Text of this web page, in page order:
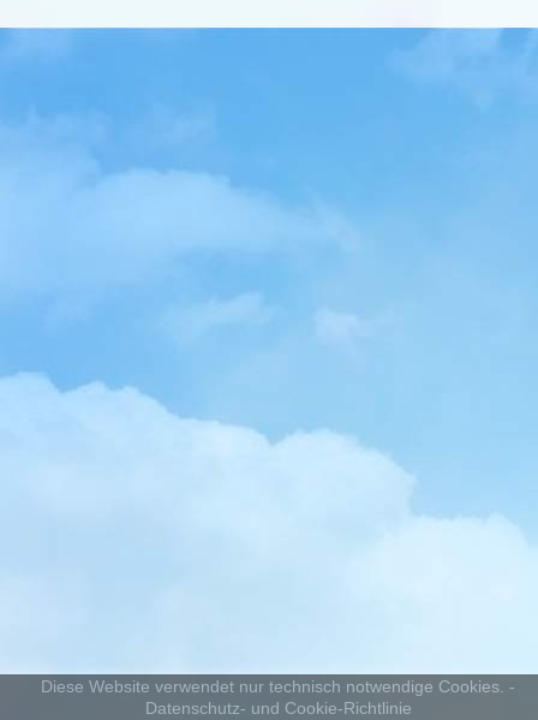
Diese Website verwendet nur technisch notwendige Cookies. -
Datenschutz- und Cookie-Richtlinie